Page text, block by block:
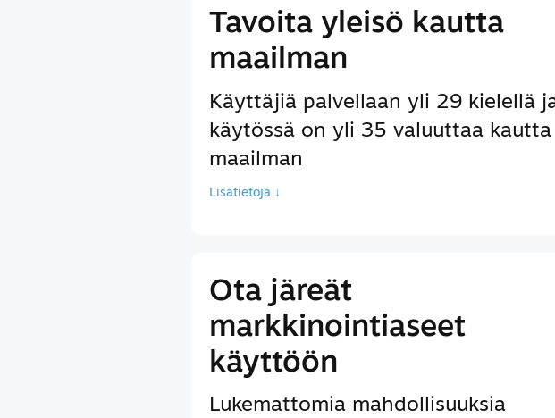
Tavoita yleisö kautta
maailman
Käyttäjiä palvellaan yli 29 kielellä
käytössä on yli 35 valuuttaa kautta
maailman
Lisätietoja ↓
Ota järeät
markkinointiaseet
käyttöön
Lukemattomia mahdollisuuksia